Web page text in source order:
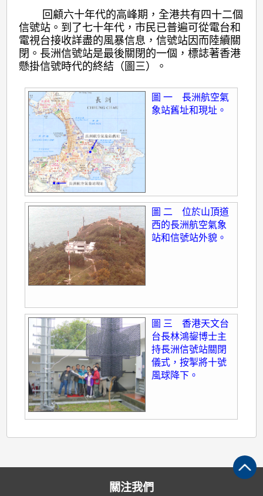
回顧六十年代的高峰期，全港共有四十二個
信號站。到了七十年代，市民已普遍可從電台和
電視台接收詳盡的風暴信息，信號站因而陸續關
閉。長洲信號站是最後關閉的一個，標誌著香港
懸掛信號時代的終結（圖三）。
圖 一 長洲航空氣
象站舊址和現址。
圖 二 位於山頂道
西的長洲航空氣象
站和信號站外貌。
圖 三 香港天文台
台長林鴻鋆博士主
持長洲信號站關閉
儀式，按掣將十號
風球降下。
關注我們